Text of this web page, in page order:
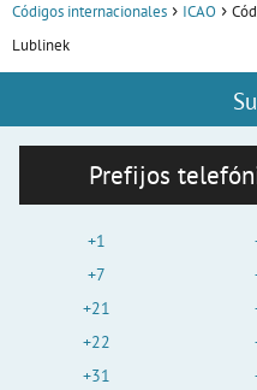
Códigos internacionales ICAO
Lublinek
Prefijos
+1
+7
+21
+22
+31